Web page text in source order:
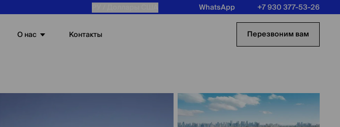
WhatsApp +7 930 377-53-26
О нас Контакты Перезвоним вам